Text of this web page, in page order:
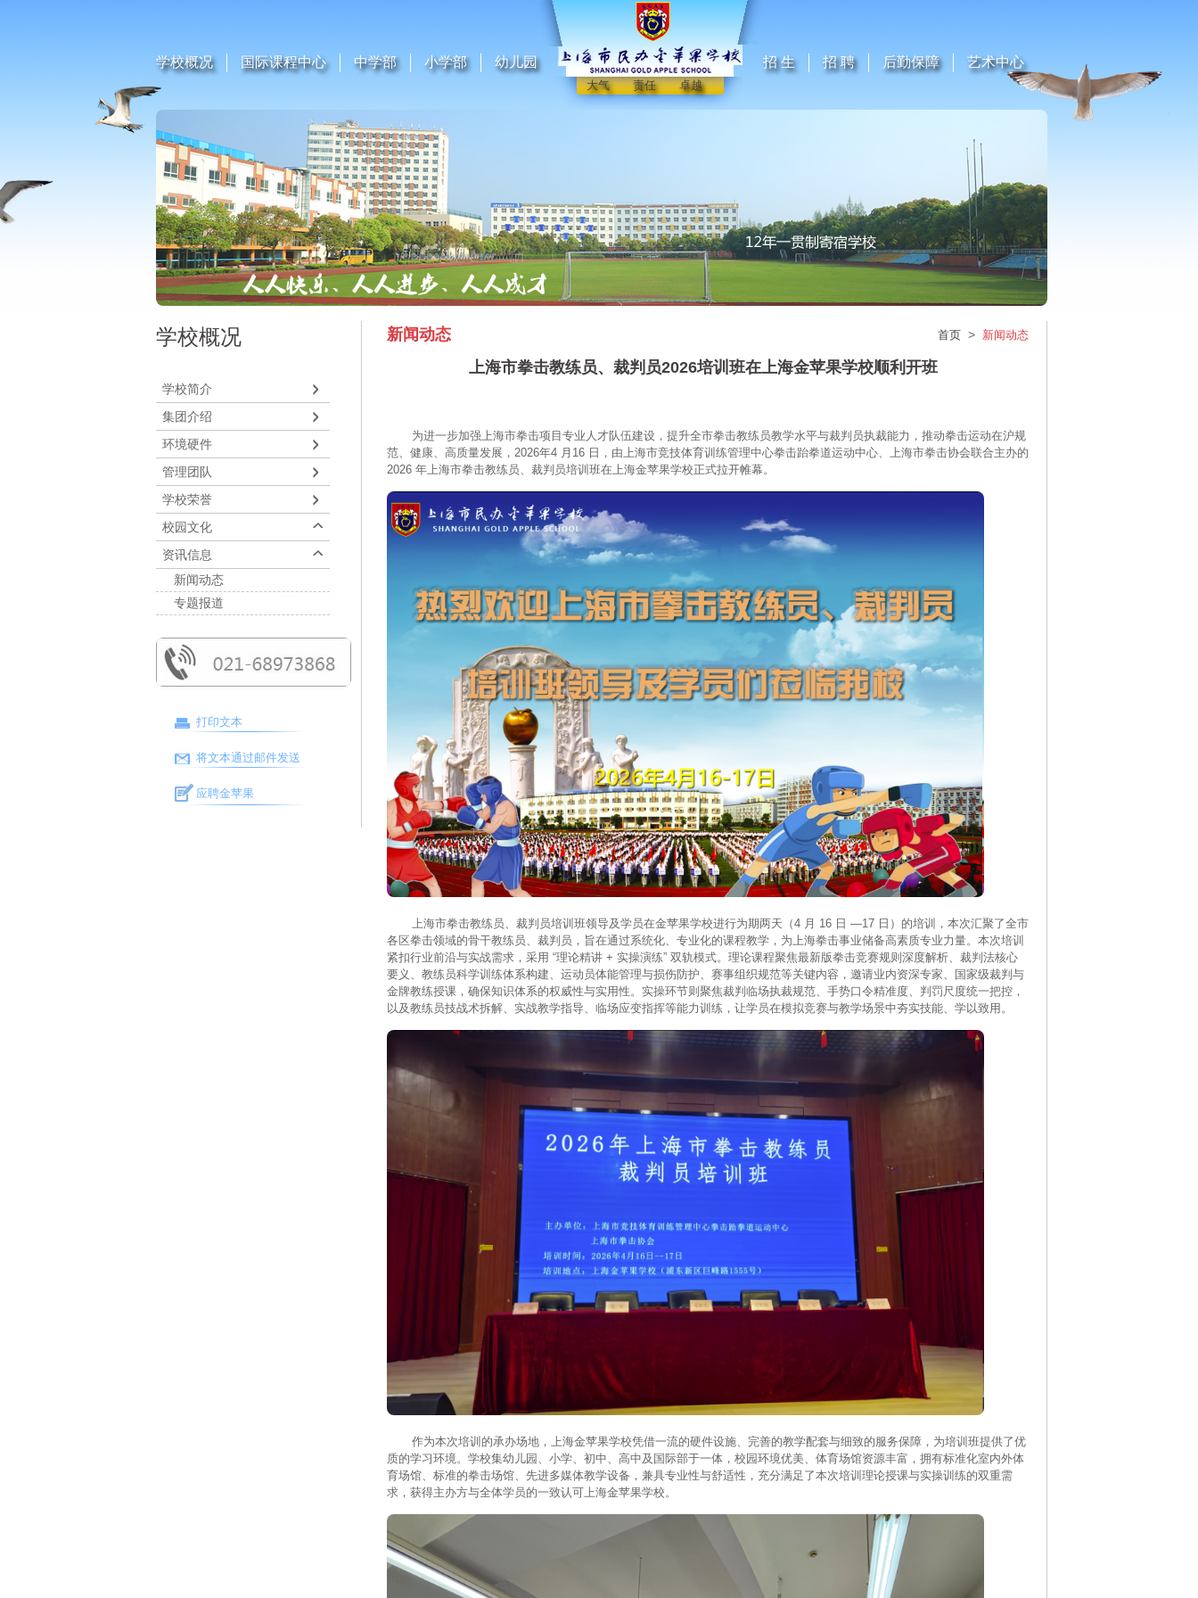
学校概况 国际课程中心 中学部 小学部 幼儿园
大气 责任 卓越
招 生 招 聘 后勤保障 艺术中心
学校概况
学校简介
集团介绍
环境硬件
管理团队
学校荣誉
校园文化
资讯信息
新闻动态
专题报道
打印文本
将文本通过邮件发送
应聘金苹果
新闻动态 首页 > 新闻动态
上海市拳击教练员、裁判员2026培训班在上海金苹果学校顺利开班
为进一步加强上海市拳击项目专业人才队伍建设，提升全市拳击教练员教学水平与裁判员执裁能力，推动拳击运动在沪规
范、健康、高质量发展，2026年4 月16 日，由上海市竞技体育训练管理中心拳击跆拳道运动中心、上海市拳击协会联合主办的
2026 年上海市拳击教练员、裁判员培训班在上海金苹果学校正式拉开帷幕。
上海市拳击教练员、裁判员培训班领导及学员在金苹果学校进行为期两天（4 月 16 日 —17 日）的培训，本次汇聚了全市
各区拳击领域的骨干教练员、裁判员，旨在通过系统化、专业化的课程教学，为上海拳击事业储备高素质专业力量。本次培训
紧扣行业前沿与实战需求，采用 “理论精讲 + 实操演练” 双轨模式。理论课程聚焦最新版拳击竞赛规则深度解析、裁判法核心
要义、教练员科学训练体系构建、运动员体能管理与损伤防护、赛事组织规范等关键内容，邀请业内资深专家、国家级裁判与
金牌教练授课，确保知识体系的权威性与实用性。实操环节则聚焦裁判临场执裁规范、手势口令精准度、判罚尺度统一把控，
以及教练员技战术拆解、实战教学指导、临场应变指挥等能力训练，让学员在模拟竞赛与教学场景中夯实技能、学以致用。
作为本次培训的承办场地，上海金苹果学校凭借一流的硬件设施、完善的教学配套与细致的服务保障，为培训班提供了优
质的学习环境。学校集幼儿园、小学、初中、高中及国际部于一体，校园环境优美、体育场馆资源丰富，拥有标准化室内外体
育场馆、标准的拳击场馆、先进多媒体教学设备，兼具专业性与舒适性，充分满足了本次培训理论授课与实操训练的双重需
求，获得主办方与全体学员的一致认可上海金苹果学校。